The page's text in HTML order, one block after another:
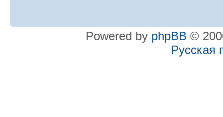
Powered by phpBB ©
Русская